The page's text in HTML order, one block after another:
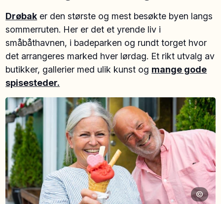
Drøbak er den største og mest besøkte byen langs
sommerruten. Her er det et yrende liv i
småbåthavnen, i badeparken og rundt torget hvor
det arrangeres marked hver lørdag. Et rikt utvalg av
butikker, gallerier med ulik kunst og mange gode
spisesteder.
©